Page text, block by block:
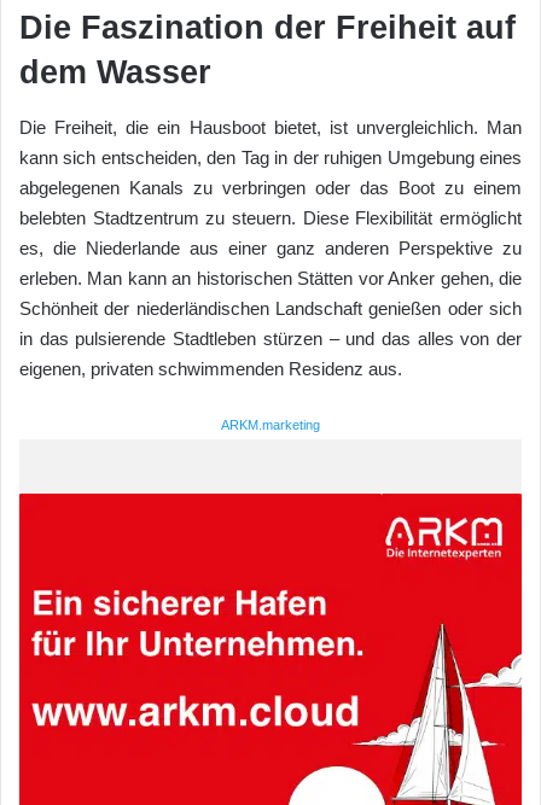
Die Faszination der Freiheit auf
dem Wasser
Die Freiheit, die ein Hausboot bietet, ist unvergleichlich. Man
kann sich entscheiden, den Tag in der ruhigen Umgebung eines
abgelegenen Kanals zu verbringen oder das Boot zu einem
belebten Stadtzentrum zu steuern. Diese Flexibilität ermöglicht
es, die Niederlande aus einer ganz anderen Perspektive zu
erleben. Man kann an historischen Stätten vor Anker gehen, die
Schönheit der niederländischen Landschaft genießen oder sich
in das pulsierende Stadtleben stürzen – und das alles von der
eigenen, privaten schwimmenden Residenz aus.
ARKM.marketing